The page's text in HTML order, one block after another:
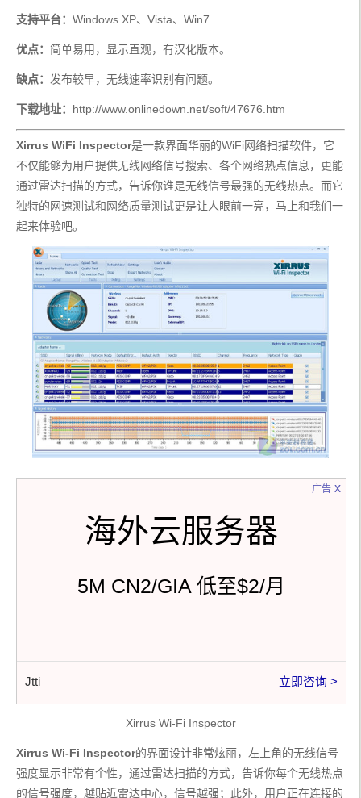
支持平台： Windows XP、Vista、Win7
优点： 简单易用，显示直观，有汉化版本。
缺点： 发布较早，无线速率识别有问题。
下载地址： http://www.onlinedown.net/soft/47676.htm
Xirrus WiFi Inspector是一款界面华丽的WiFi网络扫描软件，它
不仅能够为用户提供无线网络信号搜索、各个网络热点信息，更能
通过雷达扫描的方式，告诉你谁是无线信号最强的无线热点。而它
独特的网速测试和网络质量测试更是让人眼前一亮，马上和我们一
起来体验吧。
广告
海外云服务器
5M CN2/GIA 低至$2/月
Jtti 立即咨询 >
x
Xirrus Wi-Fi Inspector
Xirrus Wi-Fi Inspector的界面设计非常炫丽，左上角的无线信号
强度显示非常有个性，通过雷达扫描的方式，告诉你每个无线热点
的信号强度，越贴近雷达中心，信号越强；此外，用户正在连接的